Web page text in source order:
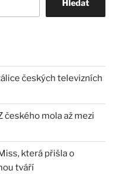
Hledat
českých televizních
českého mola až mezi
která přišla o
tváří